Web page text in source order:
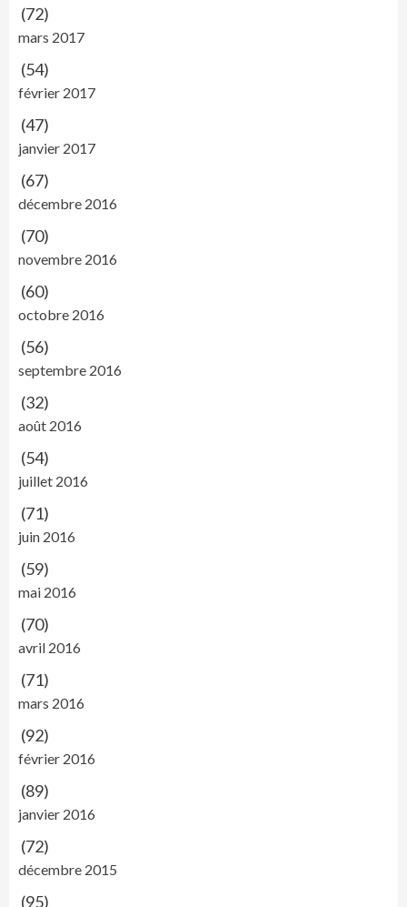
(72)
mars 2017
(54)
février 2017
(47)
janvier 2017
(67)
décembre 2016
(70)
novembre 2016
(60)
octobre 2016
(56)
septembre 2016
(32)
août 2016
(54)
juillet 2016
(71)
juin 2016
(59)
mai 2016
(70)
avril 2016
(71)
mars 2016
(92)
février 2016
(89)
janvier 2016
(72)
décembre 2015
(95)